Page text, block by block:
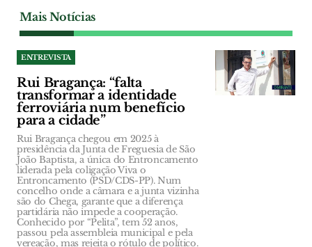
Mais Notícias
ENTREVISTA
Rui Bragança: “falta
transformar a identidade
ferroviária num benefício
para a cidade”
Rui Bragança chegou em 2025 à
presidência da Junta de Freguesia de São
João Baptista, a única do Entroncamento
liderada pela coligação Viva o
Entroncamento (PSD/CDS-PP). Num
concelho onde a câmara e a junta vizinha
são do Chega, garante que a diferença
partidária não impede a cooperação.
Conhecido por “Pelita”, tem 52 anos,
passou pela assembleia municipal e pela
vereação, mas rejeita o rótulo de político.